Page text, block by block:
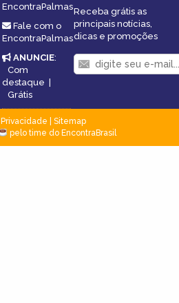
EncontraPalmas
Fale com o
EncontraPalmas
ANUNCIE:
Com
destaque |
Grátis
Receba grátis as
principais notícias,
dicas e promoções
Privacidade
Sitemap
pelo time do EncontraBrasil